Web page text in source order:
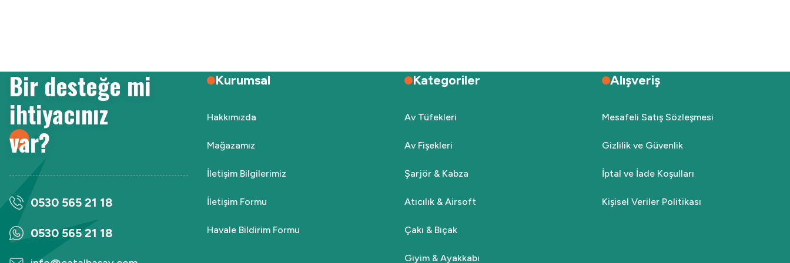
Bu ürüne benzer farklı alternatifler olmalı.
Bir desteğe mi
ihtiyacınız
var?
0530 565 21 18
0530 565 21 18
Kurumsal
Hakkımızda
Mağazamız
İletişim Bilgilerimiz
İletişim Formu
Havale Bildirim Formu
Kategoriler
Av Tüfekleri
Av Fişekleri
Şarjör & Kabza
Atıcılık & Airsoft
Çakı & Bıçak
Giyim & Ayakkabı
Alışveriş
Mesafeli Satış Sözleşmesi
Gizlilik ve Güvenlik
İptal ve İade Koşulları
Kişisel Veriler Politikası